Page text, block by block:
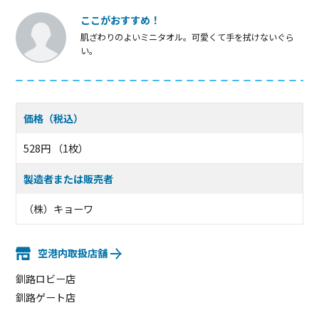
ここがおすすめ！
肌ざわりのよいミニタオル。可愛くて手を拭けないぐら
い。
価格（税込）
528円 （1枚）
製造者または販売者
（株）キョーワ
空港内取扱店舗
釧路ロビー店
釧路ゲート店